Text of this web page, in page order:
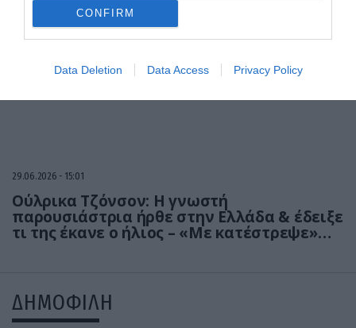
CONFIRM
Data Deletion Data Access Privacy Policy
29.06.2026 15:01
Ούλρικα Τζόνσον: Η γνωστή
παρουσιάστρια ήρθε στην Ελλάδα & έδειξε
τι της έκανε ο ήλιος – «Με κατέστρεψε»
ΔΗΜΟΦΙΛΗ